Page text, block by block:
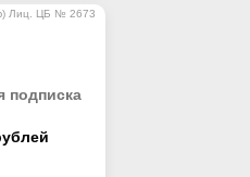
Лиц. ЦБ № 2673
подписка